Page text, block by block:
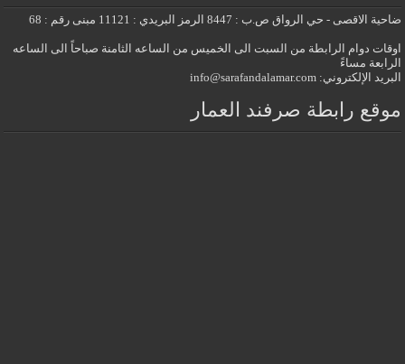
ضاحية الاقصى - حي الرواق ص.ب : 8447 الرمز البريدي : 11121 مبنى رقم : 68
اوقات دوام الرابطة من السبت الى الخميس من الساعه الثامنة صباحاً الى الساعه
الرابعة مساءً
البريد الإلكتروني: info@sarafandalamar.com
موقع رابطة صرفند العمار